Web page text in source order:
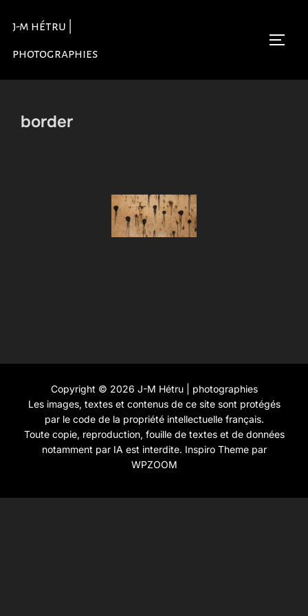
contenu
j-m hétru |
photographies
border
Copyright © 2026 J-M Hétru | photographies
Les images, textes et contenus de ce site sont protégés
par le code de la propriété intellectuelle français.
Toute copie, reproduction, fouille de textes et de données
notamment par IA est interdite. Inspiro Themepar
WPZOOM